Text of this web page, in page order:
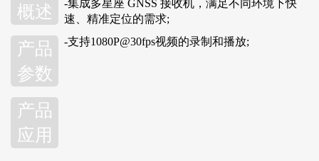
概述
产品
参数
产品
应用
-集成多星座 GNSS 接收机，满足不同环境下快
速、精准定位的需求;
-支持1080P@30fps视频的录制和播放;